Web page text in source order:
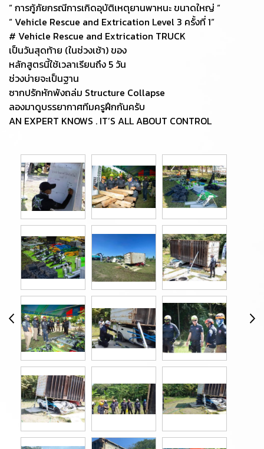
“ การกู้ภัยกรณีการเกิดอุบัติเหตุยานพาหนะ ขนาดใหญ่ “
“ Vehicle Rescue and Extrication Level 3 ครั้งที่ 1“
# Vehicle Rescue and Extrication TRUCK
เป็นวันสุดท้าย (ในช่วงเช้า) ของ
หลักสูตรนี้ใช้เวลาเรียนถึง 5 วัน
ช่วงบ่ายจะเป็นฐาน
ซากปรักหักพังถล่ม Structure Collapse
ลองมาดูบรรยากาศทีมครูฝึกกันครับ
AN EXPERT KNOWS . IT’S ALL ABOUT CONTROL